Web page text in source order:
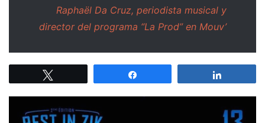
Raphaël Da Cruz, periodista musical y
director del programa “La Prod” en Mouv’